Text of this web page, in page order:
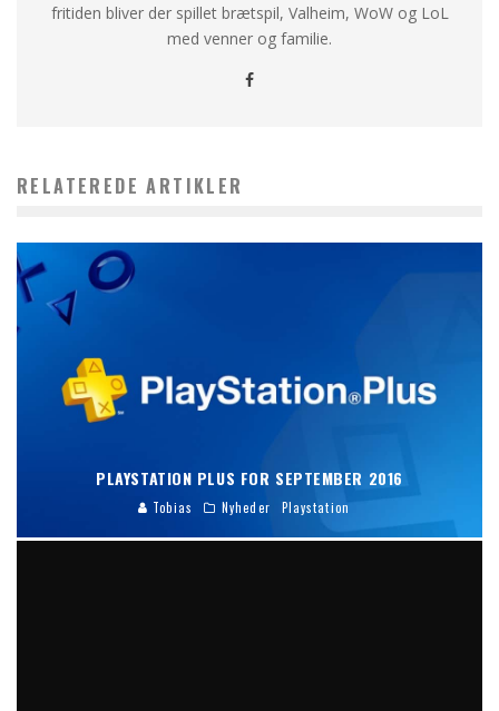
fritiden bliver der spillet brætspil, Valheim, WoW og LoL
med venner og familie.
RELATEREDE ARTIKLER
PLAYSTATION PLUS FOR SEPTEMBER 2016
Tobias Nyheder Playstation